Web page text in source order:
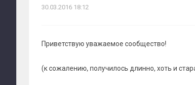
30.03.2016 18:12
Приветствую уважаемое сообщество!
(к сожалению, получилось длинно, хоть и